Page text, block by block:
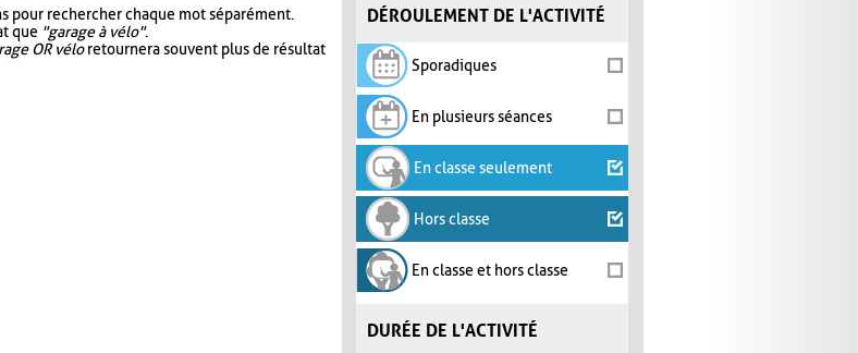
DÉROULEMENT DE L'ACTIVITÉ
Sporadiques
En plusieurs séances
En classe seulement
Hors classe
En classe et hors classe
DURÉE DE L'ACTIVITÉ
pour rechercher chaque mot séparément.
que "garage à vélo".
OR véloretournera souvent plus de résultat